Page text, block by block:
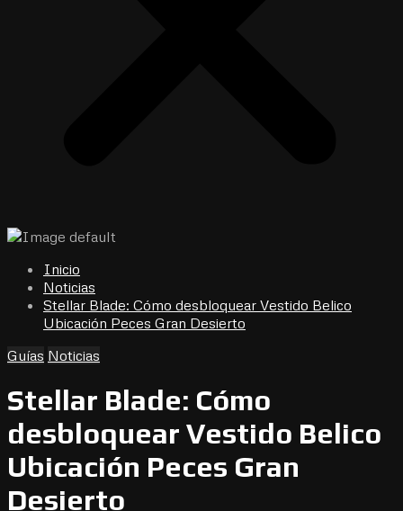
Inicio
Noticias
Stellar Blade: Cómo desbloquear Vestido Belico
Ubicación Peces Gran Desierto
Guías Noticias
Stellar Blade: Cómo
desbloquear Vestido Belico
Ubicación Peces Gran
Desierto